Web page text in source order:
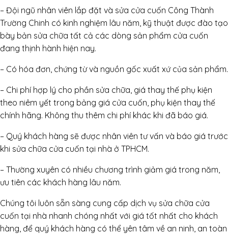
– Đội ngũ nhân viên lắp đặt và sửa cửa cuốn Công Thành
Trường Chinh có kinh nghiệm lâu năm, kỹ thuật được đào tạo
bày bản sửa chữa tất cả các dòng sản phẩm cửa cuốn
đang thịnh hành hiện nay.
– Có hóa đơn, chứng từ và nguồn gốc xuất xứ của sản phẩm.
– Chi phí hợp lý cho phần sửa chữa, giá thay thế phụ kiện
theo niêm yết trong bảng giá cửa cuốn, phụ kiện thay thế
chính hãng. Không thu thêm chi phí khác khi đã báo giá.
– Quý khách hàng sẽ được nhân viên tư vấn và báo giá trước
khi sửa chữa cửa cuốn tại nhà ở TPHCM.
– Thường xuyên có nhiều chương trình giảm giá trong năm,
ưu tiên các khách hàng lâu năm.
Chúng tôi luôn sẵn sàng cung cấp dịch vụ sửa chữa cửa
cuốn tại nhà nhanh chóng nhất với giá tốt nhất cho khách
hàng, để quý khách hàng có thể yên tâm về an ninh, an toàn